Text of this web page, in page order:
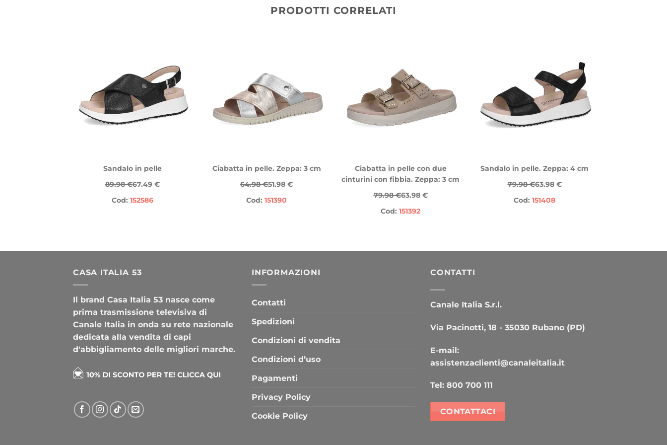
PRODOTTI CORRELATI
Sandalo in pelle
89.98 €67.49 €
Cod: 152586
Ciabatta in pelle. Zeppa: 3 cm
64.98 €51.98 €
Cod: 151390
Ciabatta in pelle con due
cinturini con fibbia. Zeppa: 3 cm
79.98 €63.98 €
Cod: 151392
Sandalo in pelle. Zeppa: 4 cm
79.98 €63.98 €
Cod: 151408
CASA ITALIA 53
Il brand Casa Italia 53 nasce come
prima trasmissione televisiva di
Canale Italia in onda su rete nazionale
dedicata alla vendita di capi
d'abbigliamento delle migliori marche.
INFORMAZIONI
Contatti
Spedizioni
Condizioni di vendita
Condizioni d’uso
Pagamenti
Privacy Policy
Cookie Policy
CONTATTI
Canale Italia S.r.l.
Via Pacinotti, 18 - 35030 Rubano (PD)
E-mail:
assistenzaclienti@canaleitalia.it
Tel: 800 700 111
CONTATTACI